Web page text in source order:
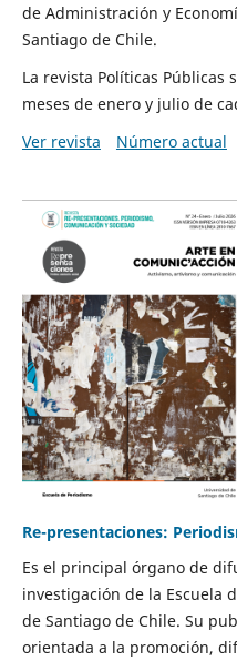
de Administración y
Santiago de Chile.
La revista Políticas Públicas
meses de enero y julio de
Ver revista
Número actual
Re-presentaciones:
Es el principal órgano de
investigación de la Escuela
de Santiago de Chile. Su
orientada a la promoción,